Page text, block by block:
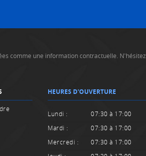
comme une information contractuelle. N'hésitez
HEURES D'OUVERTURE
Lundi :
07:30 à 17:00
Mardi :
07:30 à 17:00
Mercredi :
07:30 à 17:00